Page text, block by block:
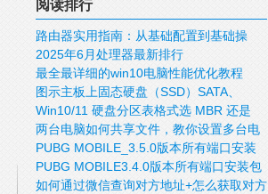
阅读排行
路由器实用指南：从基础配置到基础操
作！
2025年6月处理器最新排行
最全最详细的win10电脑性能优化教程
图示主板上固态硬盘（SSD）SATA、
mSATA、M.2、PCIE接口
Win10/11 硬盘分区表格式选 MBR 还是
GUID/GPT 好？
两台电脑如何共享文件，教你设置多台电
脑共享文件
PUBG MOBILE_3.5.0版本所有端口安装
包下载
PUBG MOBILE3.4.0版本所有端口安装包
下载
如何通过微信查询对方地址+怎么获取对方